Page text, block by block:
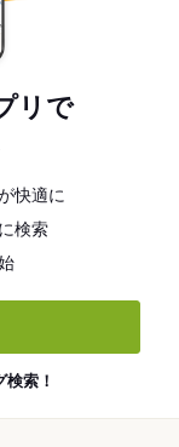
リで
快適に
検索
索！